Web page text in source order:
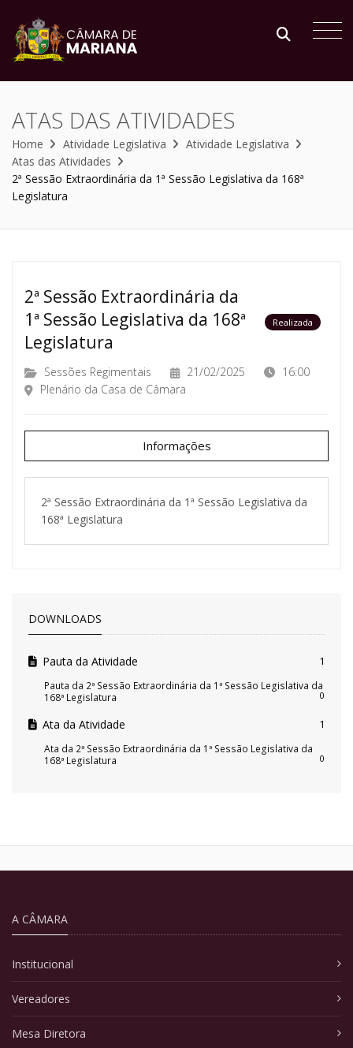
ATAS DAS ATIVIDADES
Home Atividade Legislativa
Atividade Legislativa
Atas das Atividades
2ª Sessão Extraordinária da 1ª Sessão Legislativa da 168ª
Legislatura
2ª Sessão Extraordinária da
1ª Sessão Legislativa da 168ª
Legislatura
Realizada
Sessões Regimentais 21/02/2025
16:00
Plenário da Casa de Câmara
Informações
2ª Sessão Extraordinária da 1ª Sessão Legislativa da
168ª Legislatura
DOWNLOADS
Pauta da Atividade 1
Pauta da 2ª Sessão Extraordinária da 1ª Sessão Legislativa da
168ª Legislatura
0
Ata da Atividade 1
Ata da 2ª Sessão Extraordinária da 1ª Sessão Legislativa da
168ª Legislatura
0
A CÂMARA
Institucional
Vereadores
Mesa Diretora